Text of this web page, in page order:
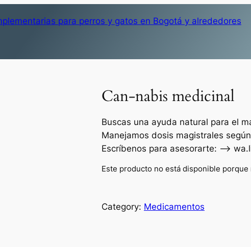
Can-nabis medicinal
Buscas una ayuda natural para el
Manejamos dosis magistrales
Escríbenos para asesorarte: —>
Este producto no está disponible
Category: Medicamentos